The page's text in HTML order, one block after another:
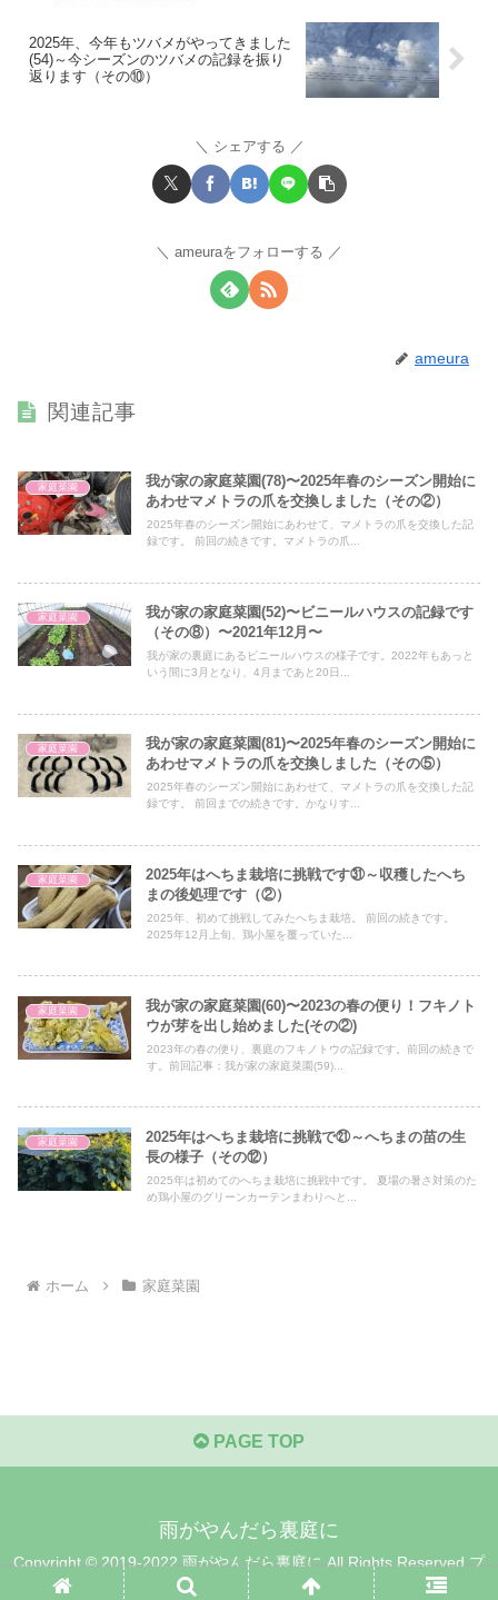
2025年、今年もツバメがやってきました
(54)～今シーズンのツバメの記録を振り
返ります（その⑩）
シェアする
ameuraをフォローする
ameura
関連記事
家庭菜園
我が家の家庭菜園(78)〜2025年春のシーズン開始に
あわせマメトラの爪を交換しました（その②）
2025年春のシーズン開始にあわせて、マメトラの爪を交換した記
録です。 前回の続きです。マメトラの爪...
家庭菜園
我が家の家庭菜園(52)〜ビニールハウスの記録です
（その⑧）〜2021年12月〜
我が家の裏庭にあるビニールハウスの様子です。2022年もあっと
いう間に3月となり、4月まであと20日...
家庭菜園
我が家の家庭菜園(81)〜2025年春のシーズン開始に
あわせマメトラの爪を交換しました（その⑤）
2025年春のシーズン開始にあわせて、マメトラの爪を交換した記
録です。 前回までの続きです。かなりす...
家庭菜園
2025年はへちま栽培に挑戦です㉛～収穫したへち
まの後処理です（②）
2025年、初めて挑戦してみたへちま栽培。 前回の続きです。
2025年12月上旬、鶏小屋を覆っていた...
家庭菜園
我が家の家庭菜園(60)〜2023の春の便り！フキノト
ウが芽を出し始めました(その②)
2023年の春の便り、裏庭のフキノトウの記録です。前回の続きで
す。前回記事：我が家の家庭菜園(59)...
家庭菜園
2025年はへちま栽培に挑戦で㉑～へちまの苗の生
長の様子（その⑫）
2025年は初めてのへちま栽培に挑戦中です。 夏場の暑さ対策のた
め鶏小屋のグリーンカーテンまわりへと...
ホーム 家庭菜園
PAGE TOP
雨がやんだら裏庭に
Copyright © 2019-2022 雨がやんだら裏庭に All Rights Reserved. プ
ライバシー・ポリシー&免責事項